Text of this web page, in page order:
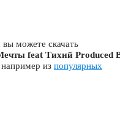
можете скачать
feat Тихий Produced
из популярных